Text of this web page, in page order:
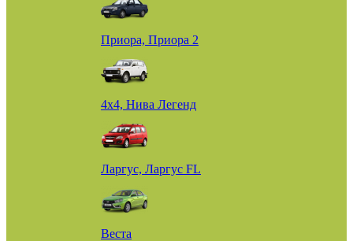
Приора, Приора 2
4х4, Нива Легенд
Ларгус, Ларгус FL
Веста